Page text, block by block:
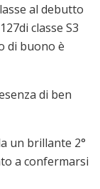
al debutto
classe S3
di buono è
di ben
un brillante 2°
a confermarsi